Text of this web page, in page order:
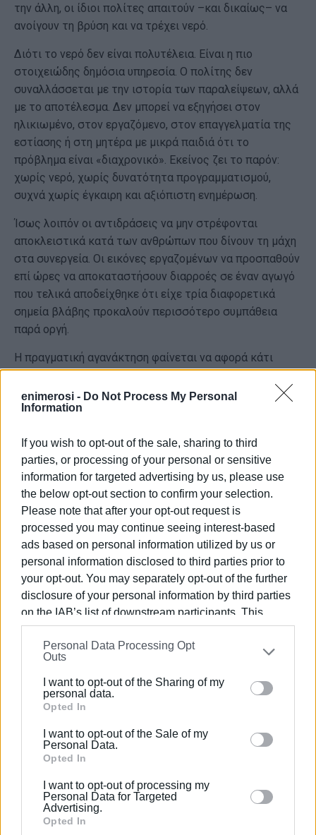
enimerosi - Do Not Process My Personal
Information
If you wish to opt-out of the sale, sharing to third
parties, or processing of your personal or sensitive
information for targeted advertising by us, please use
the below opt-out section to confirm your selection.
Please note that after your opt-out request is
processed you may continue seeing interest-based
ads based on personal information utilized by us or
personal information disclosed to third parties prior to
your opt-out. You may separately opt-out of the further
disclosure of your personal information by third parties
on the IAB’s list of downstream participants. This
information may also be disclosed by us to third parties
on theIAB’s List of Downstream Participants
that may
further disclose it to other third parties.
Please note that this website/app uses one or more
Google services and may gather and store information
behaviour. You may click to grant or deny consent to
Google and its third-party tags to use your data for
section.
Personal Data Processing Opt
Outs
I want to opt-out of the Sharing of my
personal data.
Opted In
I want to opt-out of the Sale of my
Personal Data.
Opted In
I want to opt-out of processing my
Personal Data for Targeted
Advertising.
Opted In
την άλλη, οι ίδιοι πολίτες απαιτούν –και δικαίως– να
ανοίγουν τη βρύση και να τρέχει νερό.
Διότι το νερό δεν είναι πολυτέλεια. Είναι η πιο
στοιχειώδης δημόσια υπηρεσία. Ο πολίτης δεν
συναλλάσσεται με την ιστορία των παραλείψεων, αλλά
με το αποτέλεσμα. Δεν μπορεί να εξηγήσει στον
ηλικιωμένο, στον εργαζόμενο, στον επαγγελματία της
εστίασης ή στη μητέρα με μικρά παιδιά ότι το
πρόβλημα είναι «διαχρονικό». Εκείνος ζει το παρόν:
χωρίς νερό, χωρίς δυνατότητα προγραμματισμού,
συχνά χωρίς έγκαιρη και αξιόπιστη ενημέρωση.
Ίσως λοιπόν οι αντιδράσεις να μην στρέφονται
αποκλειστικά κατά των ανθρώπων που δίνουν τη μάχη
στα συνεργεία. Οι εικόνες εργαζομένων να προσπαθούν
επί ώρες να αποκαταστήσουν διαρροές σε έναν αγωγό
που τελικά αποδείχθηκε ότι είχε τρία διαφορετικά
σημεία βλάβης προκαλούν περισσότερο συμπάθεια
παρά οργή.
Η πραγματική αγανάκτηση φαίνεται να αφορά κάτι
βαθύτερο: την αίσθηση ότι η Κέρκυρα έχει συμβιβαστεί
με τη διαχείριση της μόνιμης έκτακτης ανάγκης. Ότι
κάθε νέα βλάβη αντιμετωπίζεται ως ένα ακόμη
διαφαίνεται το τέλος της. Ότι η «γερασμένη και
χρεοκοπημένη ΔΕΥΑΚ» λειτουργεί ταυτόχρονα ως
εξήγηση αλλά και ως άλλοθι.
Και εδώ βρίσκεται το πολιτικό ερώτημα: αν όλοι
αναγνωρίζουν ότι ο οργανισμός είναι αδύναμος, ποιος
είχε την ευθύνη να τον ενισχύσει πριν φτάσει στο
σημείο κατάρρευσης; Ποιος σχεδίασε, ποιος
καθυστέρησε, ποιος ανέβαλε τις επενδύσεις και ποιος
επέλεξε να πορεύεται με προσωρινές λύσεις;
Η κοινωνική οργή δεν γεννιέται από την άγνοια της
πραγματικότητας. Γεννιέται όταν η πραγματικότητα
αυτή παγιώνεται ως κανονικότητα.
Εμφανίσεις: 3277